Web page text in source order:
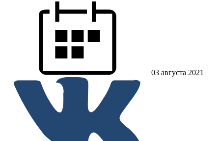
03 августа 2021